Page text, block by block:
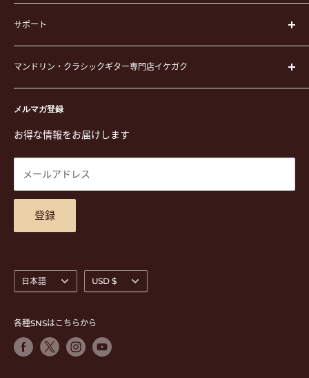
楽器
楽器ケース
弦
ピック
演奏用品
ステーショナリー&アクセサリー
楽譜
チケット
楽器レンタル
サポート
運営会社
イケガクについて
お買い物ガイド
特定商取引法に基づく表示
プライバシーポリシー
商品検索
お問合せ
アクセスマップ
メルマガ登録
お得な情報をお届けします
メールアドレス
登録
マンドリン・クラシックギター専門店イケガク
〒171-0021 東京都豊島区西池袋3-23-5 芦沢ビル2F
TEL. 03-5952-1391 / FAX. 03-5952-1392
営業時間 月-水,金,土 11:00-19:00 / 日,祝 11:00-18:00 (木曜定
休)
語
日本語
貨
USD $
各種SNSはこちらから